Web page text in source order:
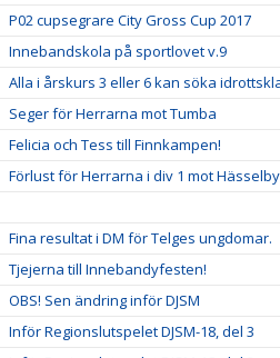
P02 cupsegrare City Gross Cup 2017
Innebandskola på sportlovet v.9
Alla i årskurs 3 eller 6 kan söka
Seger för Herrarna mot Tumba
Felicia och Tess till Finnkampen!
Förlust för Herrarna i div 1 mot Hässelby
Fina resultat i DM för Telges ungdomar.
Tjejerna till Innebandyfesten!
OBS! Sen ändring inför DJSM
Inför Regionslutspelet DJSM-18, del 3